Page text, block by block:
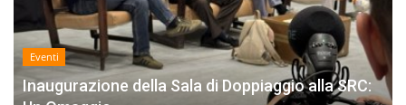
Eventi
Inaugurazione della Sala di Doppiaggio alla SRC: